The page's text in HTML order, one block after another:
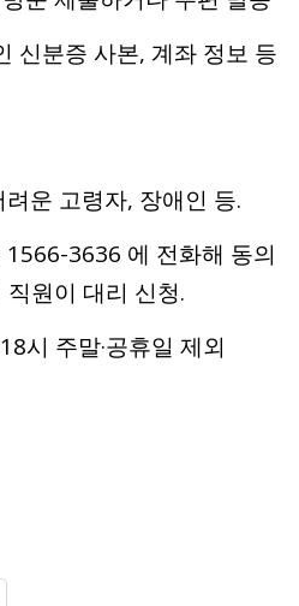
신분증 사본, 계좌 정보 등
운 고령자, 장애인 등.
3636 에 전화해 동의
원이 대리 신청.
시 주말·공휴일 제외